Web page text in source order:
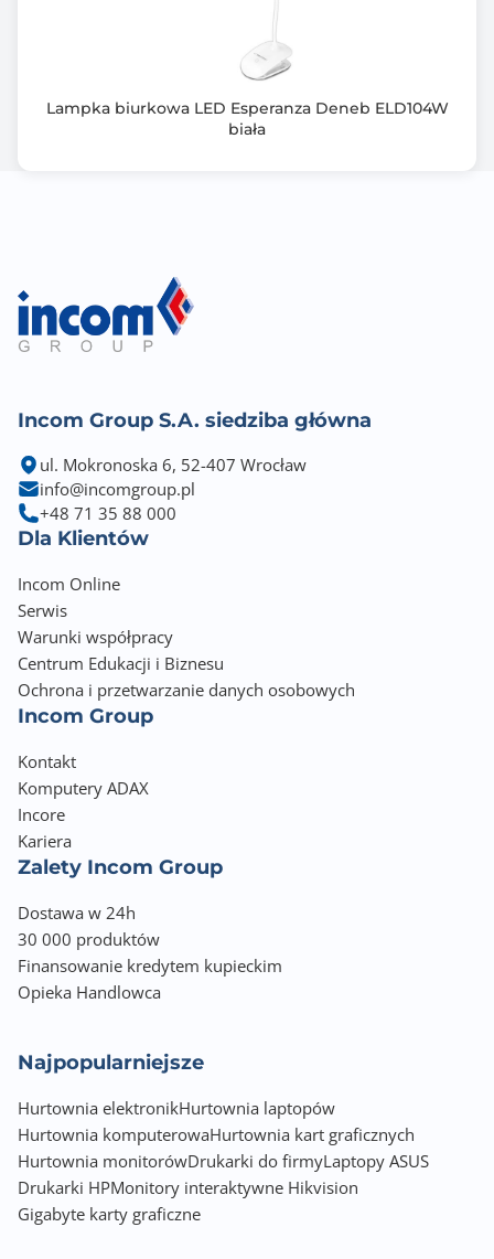
Lampka biurkowa LED Esperanza Deneb ELD104W
biała
Incom Group S.A. siedziba główna
ul. Mokronoska 6, 52-407 Wrocław
info@incomgroup.pl
+48 71 35 88 000
Dla Klientów
Incom Online
Serwis
Warunki współpracy
Centrum Edukacji i Biznesu
Ochrona i przetwarzanie danych osobowych
Incom Group
Kontakt
Komputery ADAX
Incore
Kariera
Zalety Incom Group
Dostawa w 24h
30 000 produktów
Finansowanie kredytem kupieckim
Opieka Handlowca
Najpopularniejsze
Hurtownia elektronikHurtownia laptopów
Hurtownia komputerowaHurtownia kart graficznych
Hurtownia monitorówDrukarki do firmyLaptopy ASUS
Drukarki HPMonitory interaktywne Hikvision
Gigabyte karty graficzne